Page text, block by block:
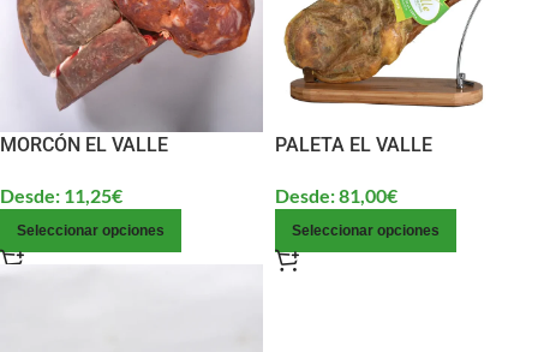
MORCÓN EL VALLE
Desde: 11,25€
Seleccionar opciones
PALETA EL VALLE
Desde:81,00€
Seleccionar opciones